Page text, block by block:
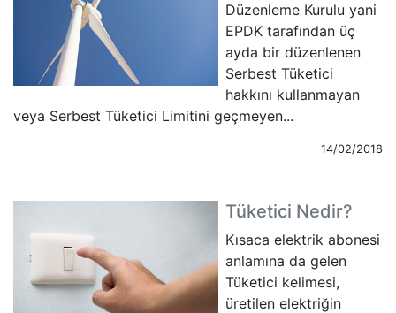
Düzenleme Kurulu yani
EPDK tarafından üç
ayda bir düzenlenen
Serbest Tüketici
hakkını kullanmayan
veya Serbest Tüketici Limitini geçmeyen...
14/02/2018
Tüketici Nedir?
Kısaca elektrik abonesi
anlamına da gelen
Tüketici kelimesi,
üretilen elektriğin